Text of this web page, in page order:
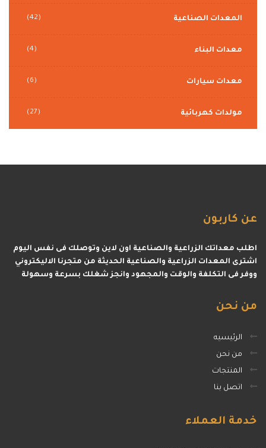
المعدات الصناعية (42)
معدات البناء (4)
معدات سيارات (6)
مولدات كهربائية (27)
عن كاربون
اطلب معداتك الزراعية والصناعية اون لاين وتوصلك فى نفس اليوم
اشترى المعدات الزراعية والصناعية الحديثة من متجرنا الاليكتروني
ووفر فى التكلفة والوقت والمجهود وانجز شغلك بسرعة وسهولة
من نحن
الرئيسيه
من نحن
المنتجات
اتصل بنا
خدمة العملاء